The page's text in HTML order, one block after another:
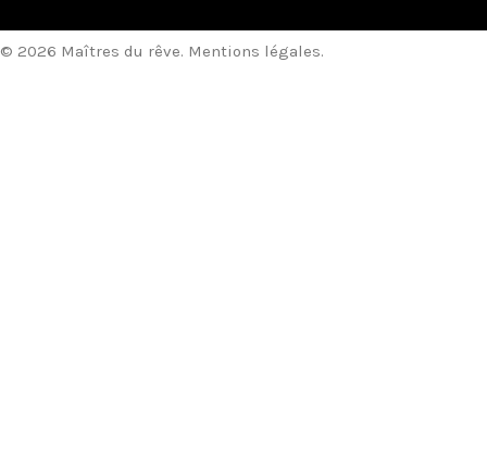
© 2026 Maîtres du rêve. Mentions légales.